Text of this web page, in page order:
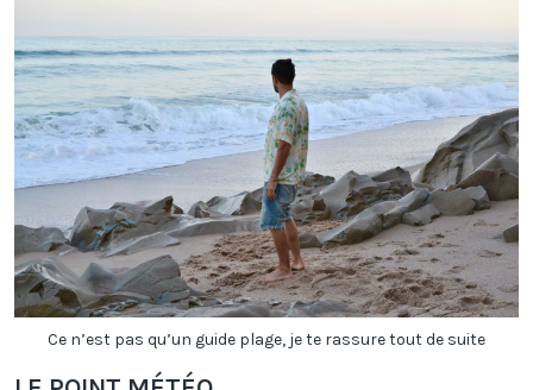
Ce n’est pas qu’un guide plage, je te rassure tout de suite